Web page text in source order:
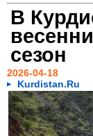
В
сезон
2026-04-18
Kurdistan.Ru